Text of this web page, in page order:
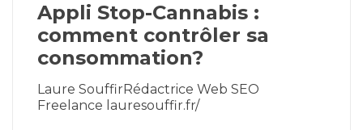
Appli Stop-Cannabis :
comment contrôler sa
consommation?
Laure SouffirRédactrice Web SEO
Freelance lauresouffir.fr/